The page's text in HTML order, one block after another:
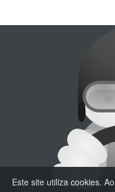
Este site utiliza cookies.